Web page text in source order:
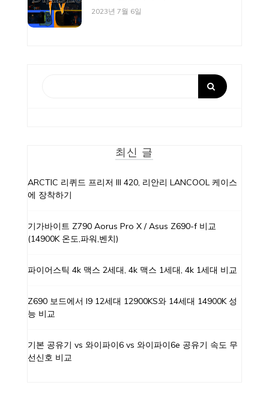
2023년 7월 6일
최신 글
ARCTIC 리퀴드 프리저 III 420, 리안리 LANCOOL 케이스
에 장착하기
기가바이트 Z790 Aorus Pro X / Asus Z690-f 비교
(14900K 온도,파워,벤치)
파이어스틱 4k 맥스 2세대, 4k 맥스 1세대, 4k 1세대 비교
Z690 보드에서 I9 12세대 12900KS와 14세대 14900K 성
능 비교
기본 공유기 vs 와이파이6 vs 와이파이6e 공유기 속도 무
선신호 비교